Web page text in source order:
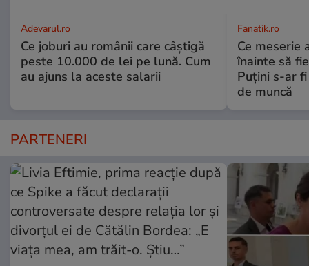
Adevarul.ro
Ce joburi au românii care câștigă
peste 10.000 de lei pe lună. Cum
au ajuns la aceste salarii
Fanatik.ro
Ce meserie
înainte să
Puțini s-ar
de muncă
PARTENERI